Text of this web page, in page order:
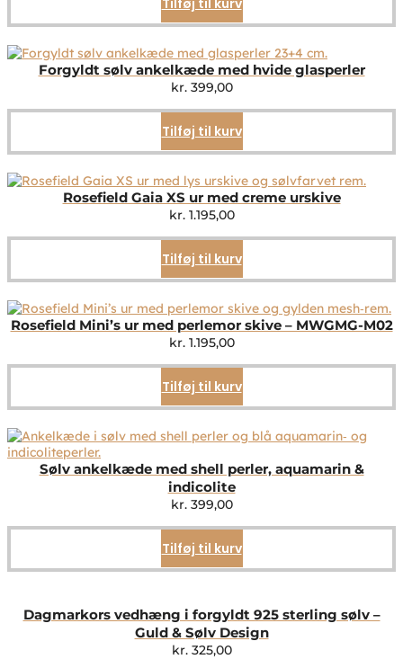
Forgyldt sølv ankelkæde med hvide glasperler
kr.399,00
Tilføj til kurv
Rosefield Gaia XS ur med creme urskive
kr.1.195,00
Tilføj til kurv
Rosefield Mini’s ur med perlemor skive – MWGMG-M02
kr.1.195,00
Tilføj til kurv
Sølv ankelkæde med shell perler, aquamarin &
indicolite
kr.399,00
Tilføj til kurv
Dagmarkors vedhæng i forgyldt 925 sterling sølv –
Guld & Sølv Design
kr.325,00